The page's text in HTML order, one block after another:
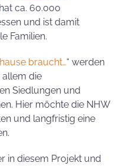
ca. 60.000
und ist damit
Familien.
braucht…“ werden
allem die
Siedlungen und
Hier möchte die NHW
und langfristig eine
in diesem Projekt und